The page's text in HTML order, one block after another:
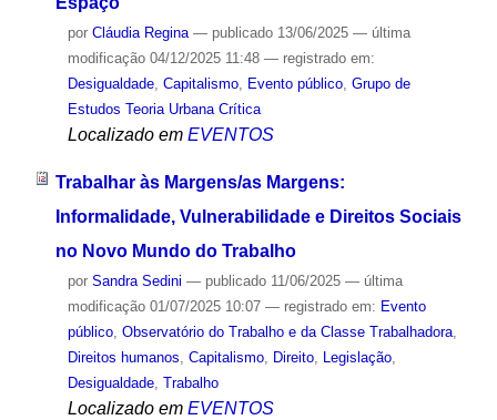
por Cláudia Regina — publicado13/06/2025 — última
modificação04/12/2025 11:48 — registrado em:
Desigualdade, Capitalismo, Evento público, Grupo de
Estudos Teoria Urbana Crítica
Localizado em EVENTOS
Trabalhar às Margens/as Margens:
Informalidade, Vulnerabilidade e Direitos Sociais
no Novo Mundo do Trabalho
por Sandra Sedini — publicado11/06/2025 — última
modificação01/07/2025 10:07 — registrado em: Evento
público, Observatório do Trabalho e da Classe Trabalhadora,
Direitos humanos, Capitalismo, Direito, Legislação,
Desigualdade, Trabalho
Localizado em EVENTOS